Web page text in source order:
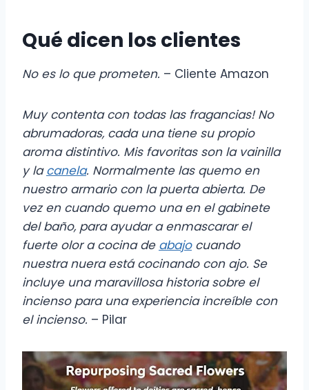
Qué dicen los clientes
No es lo que prometen. – Cliente Amazon
Muy contenta con todas las fragancias! No
abrumadoras, cada una tiene su propio
aroma distintivo. Mis favoritas son la vainilla
y lacanela. Normalmente las quemo en
nuestro armario con la puerta abierta. De
vez en cuando quemo una en el gabinete
del baño, para ayudar a enmascarar el
fuerte olor a cocina de abajocuando
nuestra nuera está cocinando con ajo. Se
incluye una maravillosa historia sobre el
incienso para una experiencia increíble con
el incienso. – Pilar